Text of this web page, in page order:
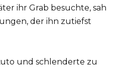
ihr Grab besuchte, sah
der ihn zutiefst
und schlenderte zu